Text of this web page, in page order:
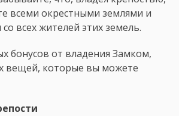
всеми окрестными землями и
всех жителей этих земель.
бонусов от владения Замком,
вещей, которые вы можете